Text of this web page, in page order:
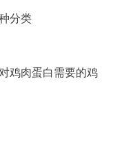
分类
鸡肉蛋白需要的鸡